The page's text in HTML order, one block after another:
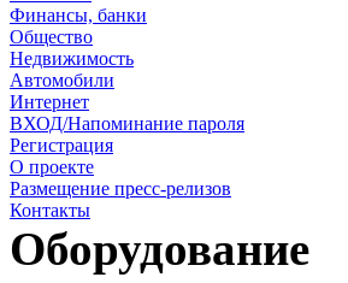
Финансы, банки
Общество
Недвижимость
Автомобили
Интернет
ВХОД/Напоминание пароля
Регистрация
О проекте
Размещение пресс-релизов
Контакты
Оборудование